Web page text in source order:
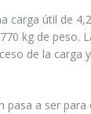
carga útil de
kg de peso.
de la carga
pasa a ser